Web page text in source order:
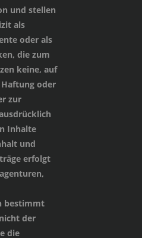
und stellen
als
oder als
die zum
keine, auf
oder
zur
Inhalte
und
erfolgt
bestimmt
der
die